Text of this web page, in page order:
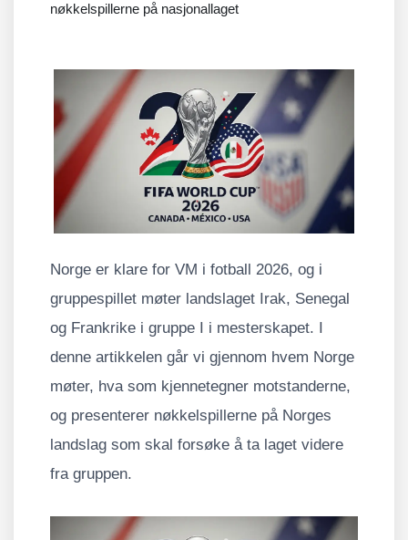
nøkkelspillerne på nasjonallaget
Norge er klare for VM i fotball 2026, og i
gruppespillet møter landslaget Irak, Senegal
og Frankrike i gruppe I i mesterskapet. I
denne artikkelen går vi gjennom hvem Norge
møter, hva som kjennetegner motstanderne,
og presenterer nøkkelspillerne på Norges
landslag som skal forsøke å ta laget videre
fra gruppen.